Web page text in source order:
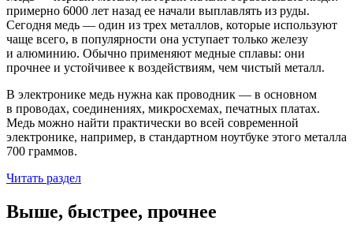
примерно 6000 лет назад ее начали выплавлять из руды.
Сегодня медь — один из трех металлов, которые используют
чаще всего, в популярности она уступает только железу
и алюминию. Обычно применяют медные сплавы: они
прочнее и устойчивее к воздействиям, чем чистый металл.
В электронике медь нужна как проводник — в основном
в проводах, соединениях, микросхемах, печатных платах.
Медь можно найти практически во всей современной
электронике, например, в стандартном ноутбуке этого металла
700 граммов.
Читать раздел
Выше, быстрее, прочнее